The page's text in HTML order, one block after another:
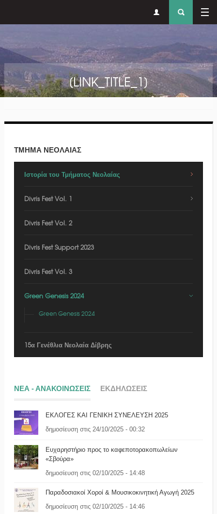
μενού
[LINK_TITLE_1]
ΤΜΗΜΑ ΝΕΟΛΑΙΑΣ
Ιστορία του Τμήματος Νεολαίας
Divris Fest Vol. 1
Divris Fest Vol. 2
Divris Fest Support 2023
Divris Fest Vol. 3
Green Genesis 2024
Green Genesis 2024
15α Γενέθλια Νεολαία Δίβρης
ΝΕΑ - ΑΝΑΚΟΙΝΩΣΕΙΣ ΕΚΔΗΛΩΣΕΙΣ
ΕΚΛΟΓΕΣ ΚΑΙ ΓΕΝΙΚΗ ΣΥΝΕΛΕΥΣΗ 2025
δημοσίευση στις 24/10/2025 - 00:32
Ευχαρηστήριο προς το καφεποτορακοπωλείων
«Σβούρα»
δημοσίευση στις 02/10/2025 - 14:48
Παραδοσιακοί Χοροί & Μουσικοκινητική Αγωγή 2025
δημοσίευση στις 02/10/2025 - 14:46